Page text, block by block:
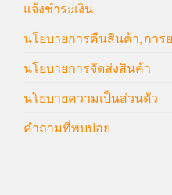
แจ้งชำระเงิน
นโยบายการคืนสินค้า, การ
นโยบายการจัดส่งสินค้า
นโยบายความเป็นส่วนตัว
คำถามที่พบบ่อย